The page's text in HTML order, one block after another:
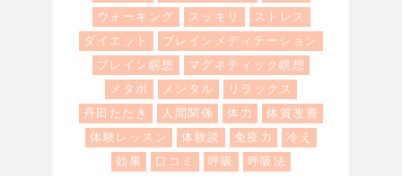
ウォーキング
スッキリ
ストレス
ダイエット
ブレインメディテーション
ブレイン瞑想
マグネティック瞑想
メタボ
メンタル
リラックス
丹田たたき
人間関係 体力
体質改善
体験レッスン
体験談 免疫力
冷え
効果
口コミ 呼吸
呼吸法